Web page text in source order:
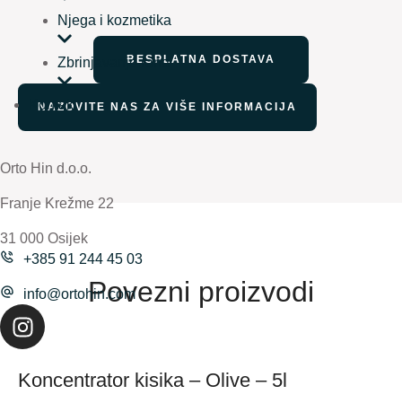
Njega i kozmetika
Zbrinjavanje rana
Kontakt
Orto Hin d.o.o.
Franje Krežme 22
31 000 Osijek
+385 91 244 45 03
info@ortohin.com
BESPLATNA DOSTAVA
NAZOVITE NAS ZA VIŠE INFORMACIJA
Povezni proizvodi
Koncentrator kisika – Olive – 5l